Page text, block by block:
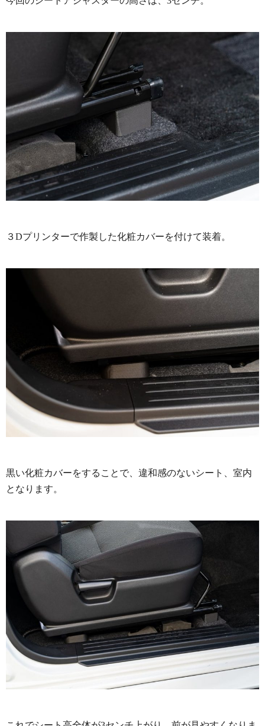
３Dプリンターで作製した化粧カバーを付けて装着。
黒い化粧カバーをすることで、違和感のないシート、室内
となります。